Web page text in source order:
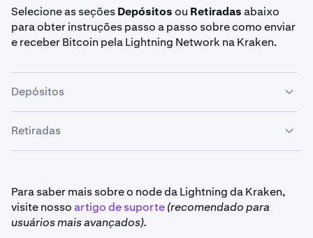
Selecione as seçõesDepósitosou Retiradasabaixo
para obter instruções passo a passo sobre como enviar
e receber Bitcoin pela Lightning Network na Kraken.
Depósitos
1
Depois de fazer login na Kraken, clique no botão
Depósito.
Selecione Bitcoin (BTC) e clique na guia Lightning
Network.
Retiradas
botãoRetirar.
2
Selecione BTC no menu suspenso. Em seguida,
Para saber mais sobre o node da Lightning da Kraken,
visite nossoartigo de suporte(recomendado para
usuários mais avançados).